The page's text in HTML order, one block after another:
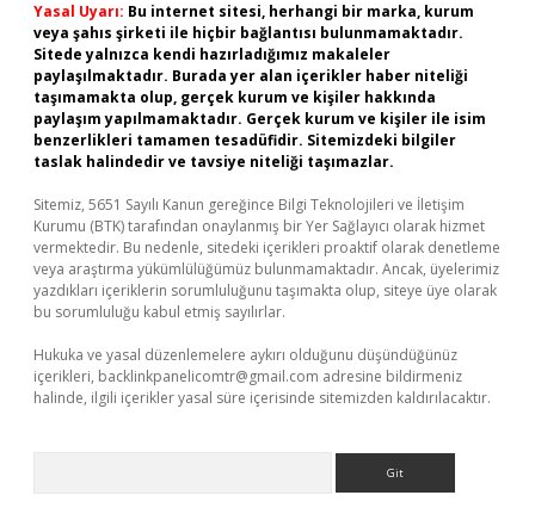
Yasal Uyarı: Bu internet sitesi, herhangi bir marka, kurum
veya şahıs şirketi ile hiçbir bağlantısı bulunmamaktadır.
Sitede yalnızca kendi hazırladığımız makaleler
paylaşılmaktadır. Burada yer alan içerikler haber niteliği
taşımamakta olup, gerçek kurum ve kişiler hakkında
paylaşım yapılmamaktadır. Gerçek kurum ve kişiler ile isim
benzerlikleri tamamen tesadüfidir. Sitemizdeki bilgiler
taslak halindedir ve tavsiye niteliği taşımazlar.
Sitemiz, 5651 Sayılı Kanun gereğince Bilgi Teknolojileri ve İletişim
Kurumu (BTK) tarafından onaylanmış bir Yer Sağlayıcı olarak hizmet
vermektedir. Bu nedenle, sitedeki içerikleri proaktif olarak denetleme
veya araştırma yükümlülüğümüz bulunmamaktadır. Ancak, üyelerimiz
yazdıkları içeriklerin sorumluluğunu taşımakta olup, siteye üye olarak
bu sorumluluğu kabul etmiş sayılırlar.
Hukuka ve yasal düzenlemelere aykırı olduğunu düşündüğünüz
içerikleri, backlinkpanelicomtr@gmail.com adresine bildirmeniz
halinde, ilgili içerikler yasal süre içerisinde sitemizden kaldırılacaktır.